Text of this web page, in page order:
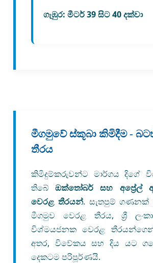
ගැඹුර: මීටර් 39 සිට 40 දක්වා
මීගමුවේ ස්කූබා කිමිදීම -
තීරය
කිමිදුම්කරුවන්ට මාර්ගය දිගේ
තිබේඔක්තෝබර් සහ අප්‍රේල්
වෙරළ තීරයන්. සැතපුම් ගණනක්
මීගමුව වෙරළ තීරය, ශ්‍රී
විශ්මයජනක වෙරළ
අතර, විවේකය සහ දිය යට
දෙකටම පරිපූර්ණයි.